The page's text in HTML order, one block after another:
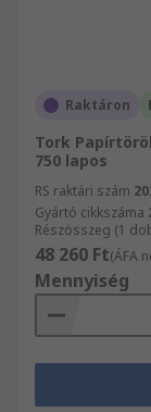
Raktáron
Tork
750 lapos
RS raktári szám
Gyártó cikkszáma
Részösszeg (1
48 260 Ft(ÁFA
Mennyiség